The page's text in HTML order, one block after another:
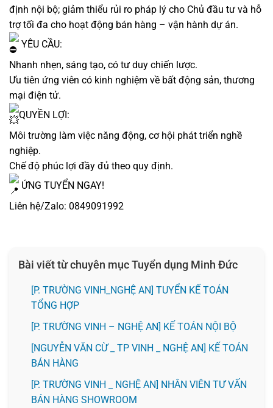
định nội bộ; giảm thiểu rủi ro pháp lý cho Chủ đầu tư và hỗ
trợ tối đa cho hoạt động bán hàng – vận hành dự án.
YÊU CẦU:
Nhanh nhẹn, sáng tạo, có tư duy chiến lược.
Ưu tiên ứng viên có kinh nghiệm về bất động sản, thương
mại điện tử.
QUYỀN LỢI:
Môi trường làm việc năng động, cơ hội phát triển nghề
nghiệp.
Chế độ phúc lợi đầy đủ theo quy định.
ỨNG TUYỂN NGAY!
Liên hệ/Zalo: 0849091992
Bài viết từ chuyên mục Tuyển dụng Minh Đức
[P. TRƯỜNG VINH_NGHỆ AN] TUYỂN KẾ TOÁN
TỔNG HỢP
[P. TRƯỜNG VINH – NGHỆ AN] KẾ TOÁN NỘI BỘ
[NGUYỄN VĂN CỪ _ TP VINH _ NGHỆ AN] KẾ TOÁN
BÁN HÀNG
[P. TRƯỜNG VINH _ NGHỆ AN] NHÂN VIÊN TƯ VẤN
BÁN HÀNG SHOWROOM